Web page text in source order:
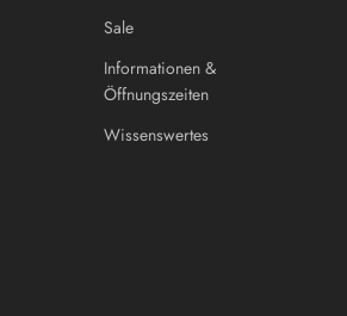
Sale
Informationen &
Öffnungszeiten
Wissenswertes